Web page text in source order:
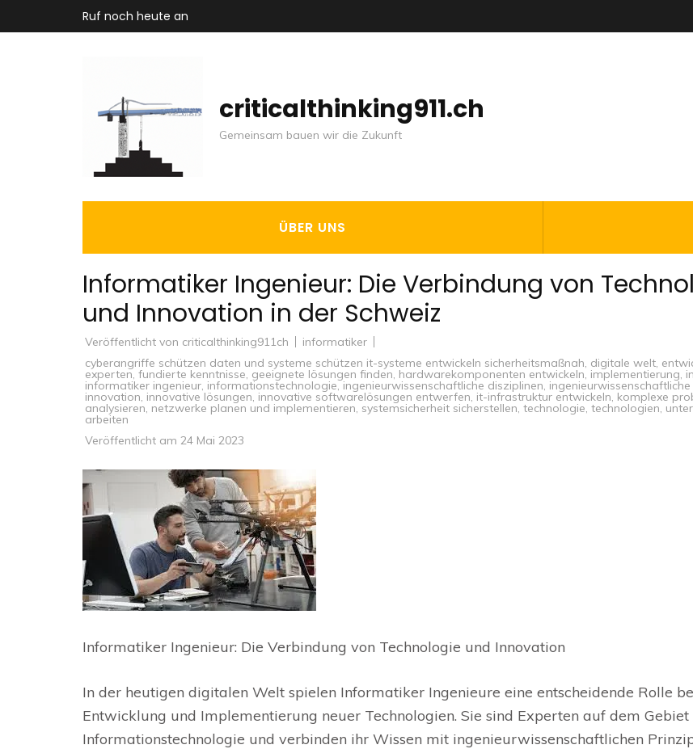
Inhalt
Ruf noch heute an
criticalthinking911.ch
Gemeinsam bauen wir die Zukunft
ÜBER UNS
Informatiker Ingenieur: Die Verbindung von
und Innovation in der Schweiz
Veröffentlicht von criticalthinking911ch
informatiker
cyberangriffe schützen daten und systeme schützen it-systeme entwickeln sicherheitsmaßnah, digitale welt,
experten, fundierte kenntnisse, geeignete lösungen finden, hardwarekomponenten entwickeln, implementierung,
informatiker ingenieur, informationstechnologie,ingenieurwissenschaftliche disziplinen,
innovation, innovative lösungen, innovative softwarelösungen entwerfen, it-infrastruktur entwickeln, komplexe
analysieren, netzwerke planen und implementieren, systemsicherheit sicherstellen, technologie, technologien,
arbeiten
Veröffentlicht am 24 Mai 2023
Informatiker Ingenieur: Die Verbindung von Technologie und Innovation
In der heutigen digitalen Welt spielen Informatiker Ingenieure eine entscheidende Rolle
Entwicklung und Implementierung neuer Technologien. Sie sind Experten auf dem Gebiet
Informationstechnologie und verbinden ihr Wissen mit ingenieurwissenschaftlichen